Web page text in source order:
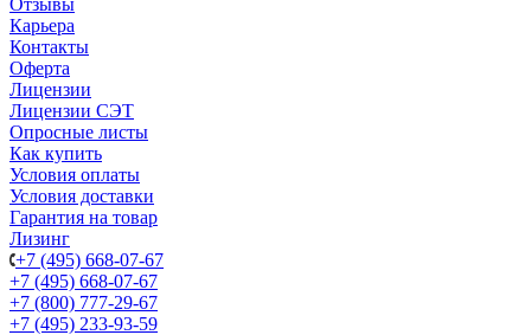
Отзывы
Карьера
Контакты
Оферта
Лицензии
Лицензии СЭТ
Опросные листы
Как купить
Условия оплаты
Условия доставки
Гарантия на товар
Лизинг
+7 (495) 668-07-67
+7 (495) 668-07-67
+7 (800) 777-29-67
+7 (495) 233-93-59